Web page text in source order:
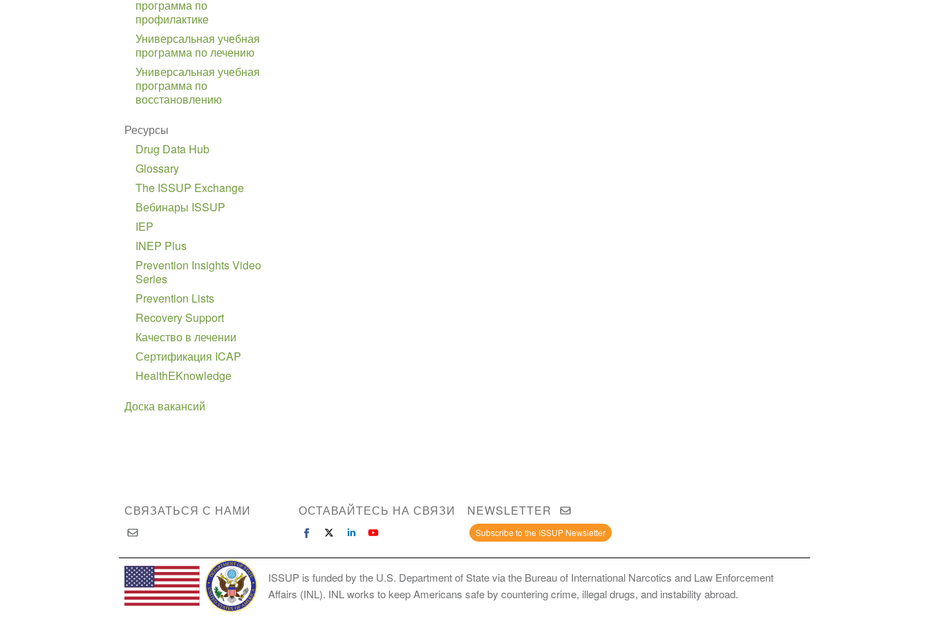
программа по
профилактике
Универсальная учебная
программа по лечению
Универсальная учебная
программа по
восстановлению
Ресурсы
Drug Data Hub
Glossary
The ISSUP Exchange
Вебинары ISSUP
IEP
INEP Plus
Prevention Insights Video
Series
Prevention Lists
Recovery Support
Качество в лечении
Сертификация ICAP
HealthEKnowledge
Доска вакансий
СВЯЗАТЬСЯ С НАМИ ОСТАВАЙТЕСЬ НА СВЯЗИ NEWSLETTER
Subscribe to the ISSUP Newsletter
ISSUP is funded by the U.S. Department of State via the Bureau of International Narcotics and Law Enforcement
Affairs (INL). INL works to keep Americans safe by countering crime, illegal drugs, and instability abroad.